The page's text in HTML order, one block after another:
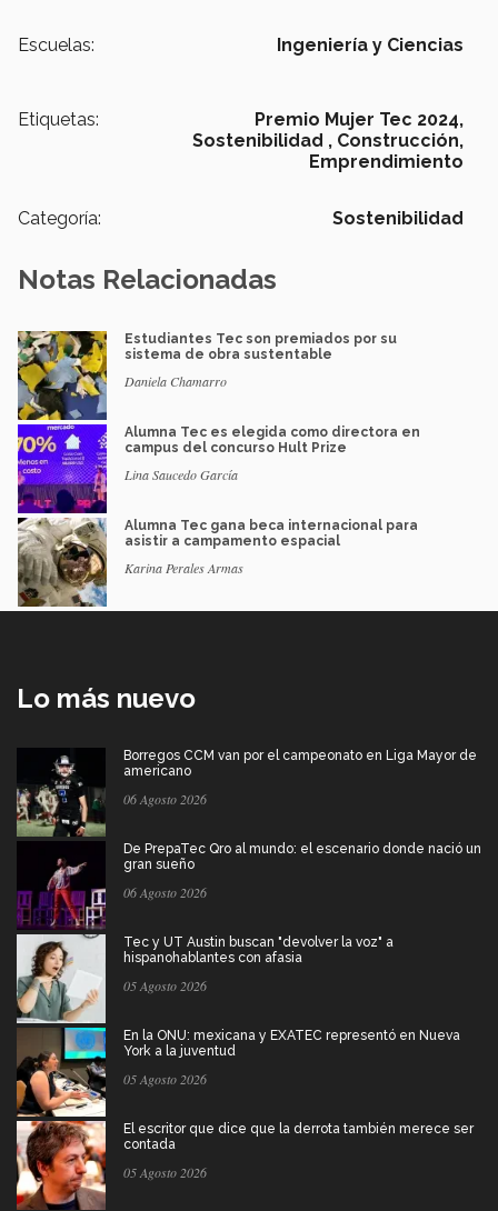
Escuelas: Ingeniería y Ciencias
Etiquetas:
Premio Mujer Tec 2024,
Sostenibilidad , Construcción,
Emprendimiento
Categoría: Sostenibilidad
Notas Relacionadas
Estudiantes Tec son premiados por su
sistema de obra sustentable
Daniela Chamarro
Alumna Tec es elegida como directora en
campus del concurso Hult Prize
Lina Saucedo García
Alumna Tec gana beca internacional para
asistir a campamento espacial
Karina Perales Armas
Lo más nuevo
Borregos CCM van por el campeonato en Liga Mayor de
americano
06 Agosto 2026
De PrepaTec Qro al mundo: el escenario donde nació un
gran sueño
06 Agosto 2026
Tec y UT Austin buscan "devolver la voz" a
hispanohablantes con afasia
05 Agosto 2026
En la ONU: mexicana y EXATEC representó en Nueva
York a la juventud
05 Agosto 2026
El escritor que dice que la derrota también merece ser
contada
05 Agosto 2026